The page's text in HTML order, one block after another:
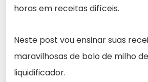
horas em receitas difíceis.
Neste post vou ensinar suas
maravilhosas de bolo de milho
liquidificador.